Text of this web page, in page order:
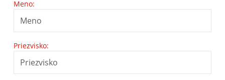
Meno:
Priezvisko: